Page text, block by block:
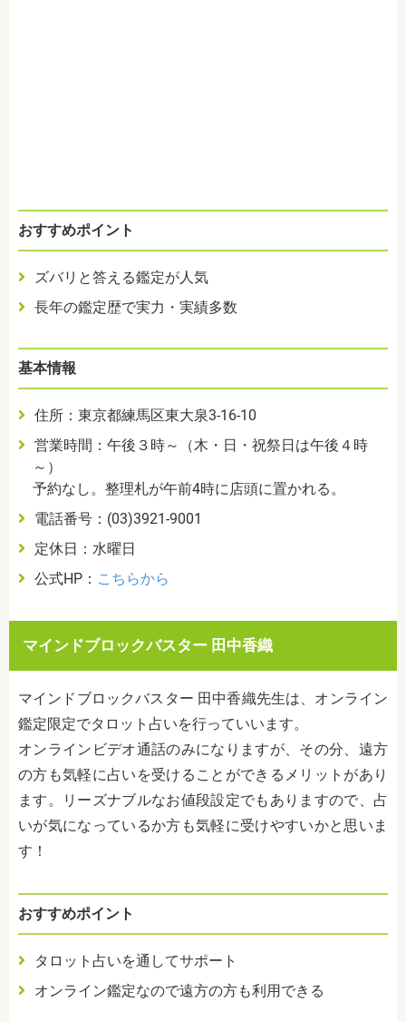
おすすめポイント
ズバリと答える鑑定が人気
長年の鑑定歴で実力・実績多数
基本情報
住所：東京都練馬区東大泉3-16-10
営業時間：午後３時～（木・日・祝祭日は午後４時
～）
予約なし。整理札が午前4時に店頭に置かれる。
電話番号：(03)3921-9001
定休日：水曜日
公式HP： こちらから
マインドブロックバスター 田中香織
マインドブロックバスター 田中香織先生は、オンライン
鑑定限定でタロット占いを行っていいます。
オンラインビデオ通話のみになりますが、その分、遠方
の方も気軽に占いを受けることができるメリットがあり
ます。リーズナブルなお値段設定でもありますので、占
いが気になっているか方も気軽に受けやすいかと思いま
す！
おすすめポイント
タロット占いを通してサポート
オンライン鑑定なので遠方の方も利用できる